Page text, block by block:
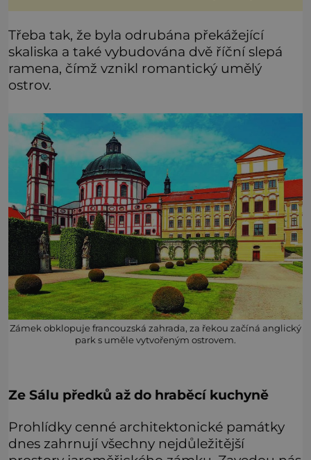
Třeba tak, že byla odrubána překážející
skaliska a také vybudována dvě říční slepá
ramena, čímž vznikl romantický umělý
ostrov.
Zámek obklopuje francouzská zahrada, za řekou začíná anglický
park s uměle vytvořeným ostrovem.
Ze Sálu předků až do hraběcí kuchyně
Prohlídky cenné architektonické památky
dnes zahrnují všechny nejdůležitější